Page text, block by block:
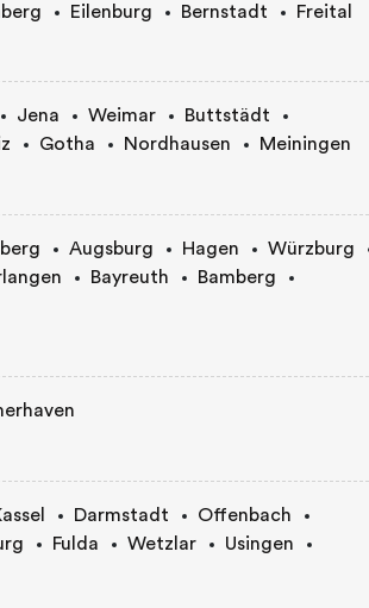
Eilenburg Bernstadt Freital
Jena Weimar
Buttstädt
Gotha Nordhausen Meiningen
Augsburg Hagen
Würzburg
Bayreuth
Bamberg
Darmstadt
Offenbach
Fulda Wetzlar
Usingen